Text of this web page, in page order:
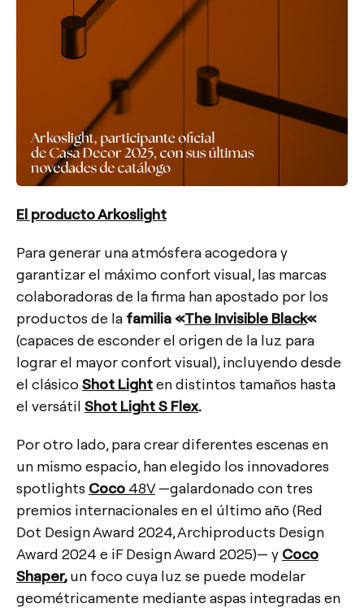
El producto Arkoslight
Para generar una atmósfera acogedora y
garantizar el máximo confort visual, las marcas
colaboradoras de la firma han apostado por los
productos de la familia «The Invisible Black«
(capaces de esconder el origen de la luz para
lograr el mayor confort visual), incluyendo desde
el clásicoShot Lighten distintos tamaños hasta
el versátil Shot Light S Flex.
Por otro lado, para crear diferentes escenas en
un mismo espacio, han elegido los innovadores
spotlights Coco 48V—galardonado con tres
premios internacionales en el último año (Red
Dot Design Award 2024, Archiproducts Design
Award 2024 e iF Design Award 2025)— y Coco
Shaper,un foco cuya luz se puede modelar
geométricamente mediante aspas integradas en